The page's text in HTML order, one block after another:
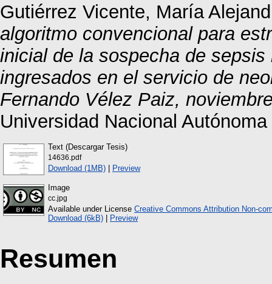
Gutiérrez Vicente, María
algoritmo convencional para
inicial de la sospecha de
ingresados en el servicio de
Fernando Vélez Paiz,
Universidad Nacional
Text (Descargar Tesis)
14636.pdf
Download (1MB) | Preview
Image
cc.jpg
Available under License Creative Commons Attribution Non-
Download (6kB) | Preview
Resumen